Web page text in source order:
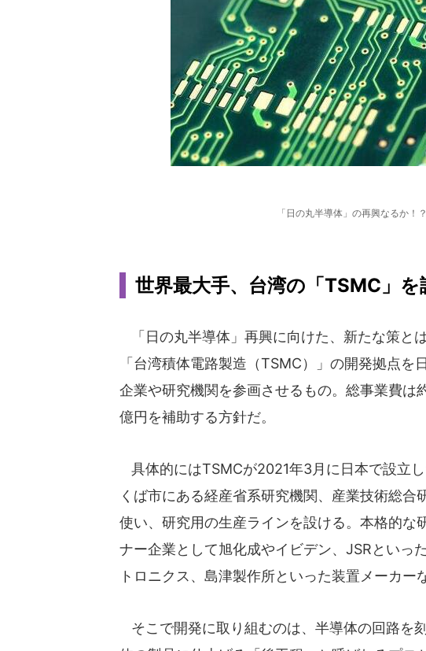
「日の丸半導体」の再興なるか！
世界最大手、台湾の「TSMC」を
「日の丸半導体」再興に向けた、新たな策と
「台湾積体電路製造（TSMC）」の開発拠点
企業や研究機関を参画させるもの。総事業費
億円を補助する方針だ。
具体的にはTSMCが2021年3月に日本で設立
くば市にある経産省系研究機関、産業技術総合
使い、研究用の生産ラインを設ける。本格的な
ナー企業として旭化成やイビデン、JSRといっ
トロニクス、島津製作所といった装置メーカー
そこで開発に取り組むのは、半導体の回路を